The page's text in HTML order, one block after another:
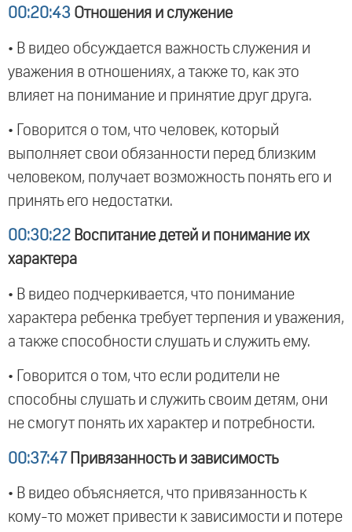
00:20:43 Отношения и служение
• В видео обсуждается важность служения и
уважения в отношениях, а также то, как это
влияет на понимание и принятие друг друга.
• Говорится о том, что человек, который
выполняет свои обязанности перед близким
человеком, получает возможность понять его и
принять его недостатки.
00:30:22 Воспитание детей и понимание их
характера
• В видео подчеркивается, что понимание
характера ребенка требует терпения и уважения,
а также способности слушать и служить ему.
• Говорится о том, что если родители не
способны слушать и служить своим детям, они
не смогут понять их характер и потребности.
00:37:47 Привязанность и зависимость
• В видео объясняется, что привязанность к
кому-то может привести к зависимости и потере